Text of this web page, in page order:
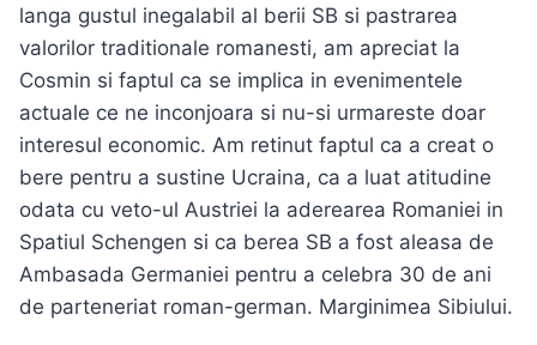
langa gustul inegalabil al berii SB si pastrarea
valorilor traditionale romanesti, am apreciat la
Cosmin si faptul ca se implica in evenimentele
actuale ce ne inconjoara si nu-si urmareste doar
interesul economic. Am retinut faptul ca a creat o
bere pentru a sustine Ucraina, ca a luat atitudine
odata cu veto-ul Austriei la aderearea Romaniei in
Spatiul Schengen si ca berea SB a fost aleasa de
Ambasada Germaniei pentru a celebra 30 de ani
de parteneriat roman-german. Marginimea Sibiului.